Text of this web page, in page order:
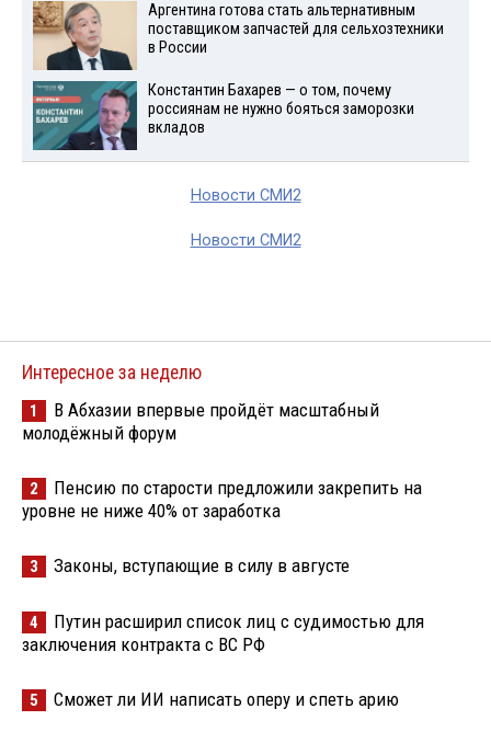
Аргентина готова стать альтернативным
поставщиком запчастей для сельхозтехники
в России
Константин Бахарев — о том, почему
россиянам не нужно бояться заморозки
вкладов
Новости СМИ2
Новости СМИ2
Интересное за неделю
1
В Абхазии впервые пройдёт масштабный
молодёжный форум
2
Пенсию по старости предложили закрепить на
уровне не ниже 40% от заработка
3 Законы, вступающие в силу в августе
4
Путин расширил список лиц с судимостью для
заключения контракта с ВС РФ
5 Сможет ли ИИ написать оперу и спеть арию